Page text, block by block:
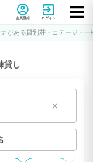
タビルモ)
会員登録 ログイン
がある貸別荘・コテージ・一
貸し
×